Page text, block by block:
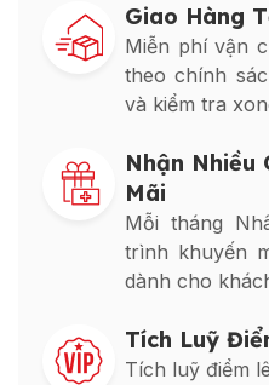
Giao Hàng
Miễn phí vận
theo chính
và kiểm tra
Nhận Nhiều
Mãi
Mỗi tháng
trình khuyến
dành cho
Tích Luỹ
Tích luỹ điểm